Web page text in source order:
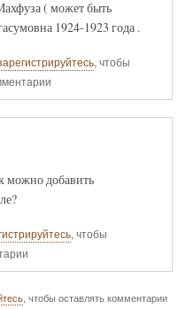
( может быть
1924-1923 года .
, чтобы
можно добавить
, чтобы
, чтобы оставлять комментарии